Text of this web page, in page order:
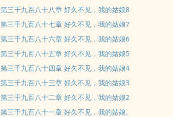
第三千九百八十八章 好久不见，我的姑娘8
第三千九百八十七章 好久不见，我的姑娘7
第三千九百八十六章 好久不见，我的姑娘6
第三千九百八十五章 好久不见，我的姑娘5
第三千九百八十四章 好久不见，我的姑娘4
第三千九百八十三章 好久不见，我的姑娘3
第三千九百八十二章 好久不见，我的姑娘2
第三千九百八十一章 好久不见，我的姑娘。